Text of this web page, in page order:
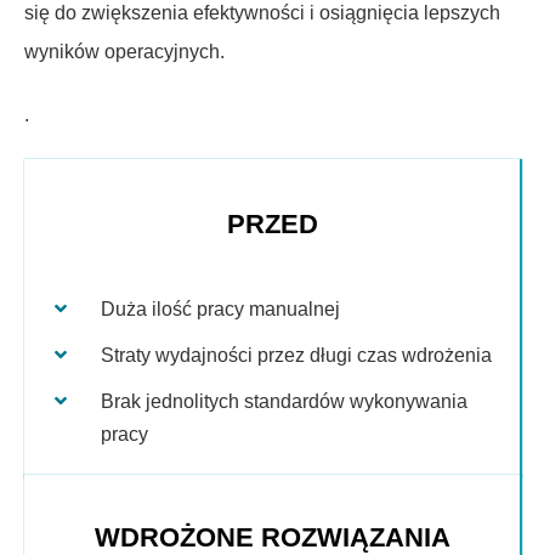
się do zwiększenia efektywności i osiągnięcia lepszych
wyników operacyjnych.
.
PRZED
Duża ilość pracy manualnej
Straty wydajności przez długi czas wdrożenia
Brak jednolitych standardów wykonywania
pracy
WDROŻONE ROZWIĄZANIA